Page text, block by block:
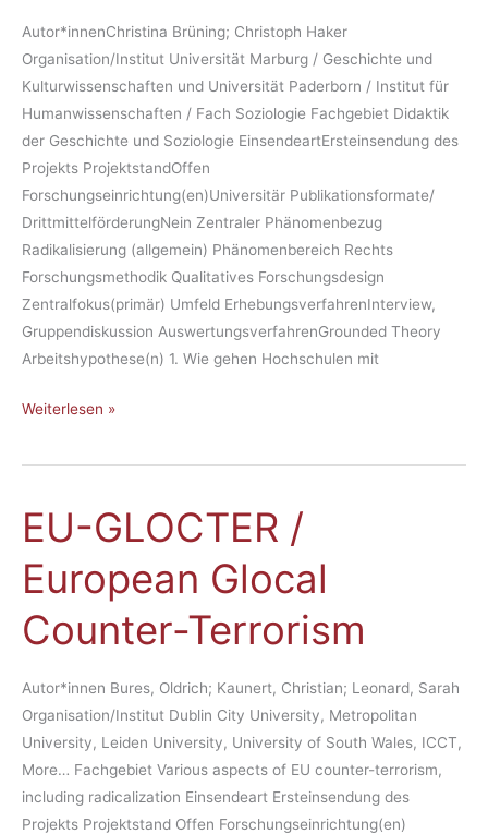
Autor*innenChristina Brüning; Christoph Haker
Organisation/Institut Universität Marburg / Geschichte und
Kulturwissenschaften und Universität Paderborn / Institut für
Humanwissenschaften / Fach Soziologie Fachgebiet Didaktik
der Geschichte und Soziologie EinsendeartErsteinsendung des
Projekts ProjektstandOffen
Forschungseinrichtung(en)Universitär Publikationsformate/
DrittmittelförderungNein Zentraler Phänomenbezug
Radikalisierung (allgemein) Phänomenbereich Rechts
Forschungsmethodik Qualitatives Forschungsdesign
Zentralfokus(primär) Umfeld ErhebungsverfahrenInterview,
Gruppendiskussion AuswertungsverfahrenGrounded Theory
Arbeitshypothese(n) 1. Wie gehen Hochschulen mit
Weiterlesen »
EU-GLOCTER /
European Glocal
Counter-Terrorism
Autor*innen Bures, Oldrich; Kaunert, Christian; Leonard, Sarah
Organisation/Institut Dublin City University, Metropolitan
University, Leiden University, University of South Wales, ICCT,
More… Fachgebiet Various aspects of EU counter-terrorism,
including radicalization Einsendeart Ersteinsendung des
Projekts Projektstand Offen Forschungseinrichtung(en)
EU-
GLOCTER
/
European
Glocal
Counter-
Terrorism